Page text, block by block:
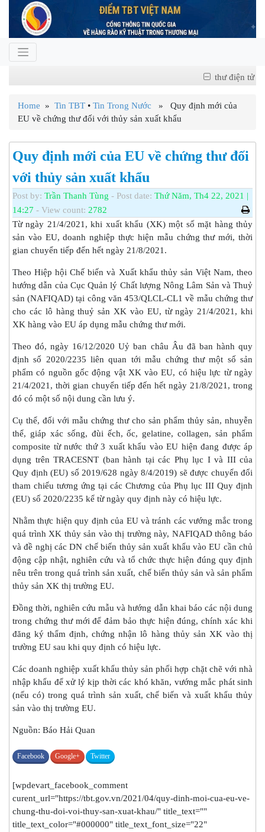
thư điện tử
Home » Tin TBT • Tin Trong Nước » Quy định mới của
EU về chứng thư đối với thủy sản xuất khẩu
Quy định mới của EU về chứng thư đối
với thủy sản xuất khẩu
Post by: Trần Thanh Tùng - Post date: Thứ Năm, Th4 22, 2021 |
14:27 - View count: 2782
Từ ngày 21/4/2021, khi xuất khẩu (XK) một số mặt hàng thủy
sản vào EU, doanh nghiệp thực hiện mẫu chứng thư mới, thời
gian chuyển tiếp đến hết ngày 21/8/2021.
Theo Hiệp hội Chế biến và Xuất khẩu thủy sản Việt Nam, theo
hướng dẫn của Cục Quản lý Chất lượng Nông Lâm Sản và Thuỷ
sản (NAFIQAD) tại công văn 453/QLCL-CL1 về mẫu chứng thư
cho các lô hàng thuỷ sản XK vào EU, từ ngày 21/4/2021, khi
XK hàng vào EU áp dụng mẫu chứng thư mới.
Theo đó, ngày 16/12/2020 Uỷ ban châu Âu đã ban hành quy
định số 2020/2235 liên quan tới mẫu chứng thư một số sản
phẩm có nguồn gốc động vật XK vào EU, có hiệu lực từ ngày
21/4/2021, thời gian chuyển tiếp đến hết ngày 21/8/2021, trong
đó có một số nội dung cần lưu ý.
Cụ thể, đối với mẫu chứng thư cho sản phẩm thủy sản, nhuyễn
thể, giáp xác sống, đùi ếch, ốc, gelatine, collagen, sản phẩm
composite từ nước thứ 3 xuất khẩu vào EU hiện đang được áp
dụng trên TRACESNT (ban hành tại các Phụ lục I và III của
Quy định (EU) số 2019/628 ngày 8/4/2019) sẽ được chuyển đổi
tham chiếu tương ứng tại các Chương của Phụ lục III Quy định
(EU) số 2020/2235 kể từ ngày quy định này có hiệu lực.
Nhằm thực hiện quy định của EU và tránh các vướng mắc trong
quá trình XK thủy sản vào thị trường này, NAFIQAD thông báo
và đề nghị các DN chế biến thủy sản xuất khẩu vào EU cần chủ
động cập nhật, nghiên cứu và tổ chức thực hiện đúng quy định
nêu trên trong quá trình sản xuất, chế biến thủy sản và sản phẩm
thủy sản XK thị trường EU.
Đồng thời, nghiên cứu mẫu và hướng dẫn khai báo các nội dung
trong chứng thư mới để đảm bảo thực hiện đúng, chính xác khi
đăng ký thẩm định, chứng nhận lô hàng thủy sản XK vào thị
trường EU sau khi quy định có hiệu lực.
Các doanh nghiệp xuất khẩu thủy sản phối hợp chặt chẽ với nhà
nhập khẩu để xử lý kịp thời các khó khăn, vướng mắc phát sinh
(nếu có) trong quá trình sản xuất, chế biến và xuất khẩu thủy
sản vào thị trường EU.
Nguồn: Báo Hải Quan
Facebook Google+ Twitter
[wpdevart_facebook_comment
curent_url="https://tbt.gov.vn/2021/04/quy-dinh-moi-cua-eu-ve-
chung-thu-doi-voi-thuy-san-xuat-khau/" title_text=""
title_text_color="#000000" title_text_font_size="22"